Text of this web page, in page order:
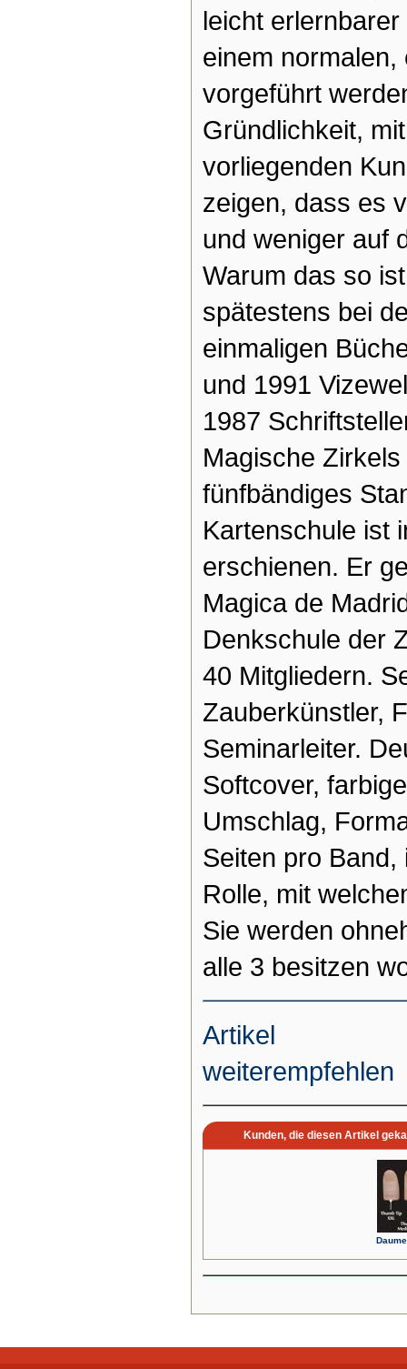
leicht
einem
vorgeführt
Gründlichkeit,
vorliegenden
zeigen, dass es
und weniger auf
Warum das so
spätestens bei
einmaligen
und 1991
1987
Magische
fünfbändiges
Kartenschule ist
erschienen. Er
Magica de
Denkschule der
40 Mitgliedern.
Zauberkünstler,
Seminarleiter.
Softcover,
Umschlag,
Seiten pro
Rolle, mit
Sie werden
alle 3 besitzen
Artikel
weiterempfehlen
Kunden, die diesen Artikel